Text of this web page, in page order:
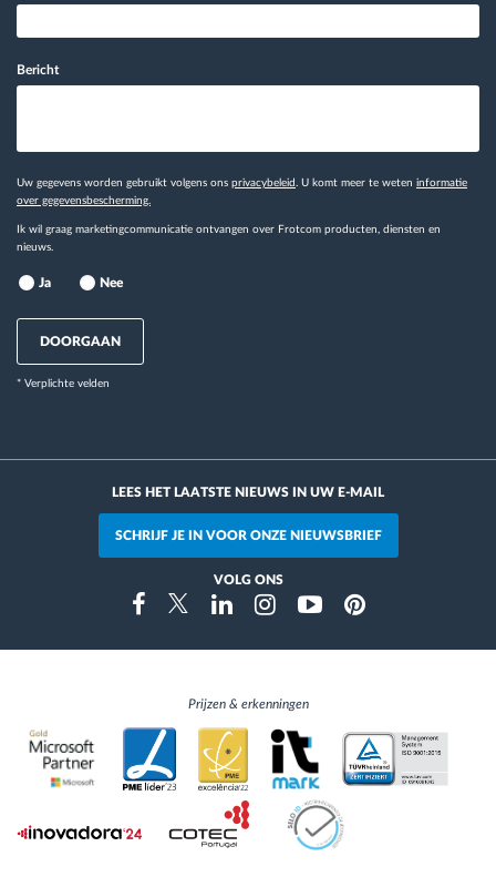
Bericht
Uw gegevens worden gebruikt volgens ons privacybeleid . U komt meer te weten informatie
over gegevensbescherming.
Ik wil graag marketingcommunicatie ontvangen over Frotcom producten, diensten en
nieuws.
Ja Nee
DOORGAAN
* Verplichte velden
LEES HET LAATSTE NIEUWS IN UW E-MAIL
SCHRIJF JE IN VOOR ONZE NIEUWSBRIEF
VOLG ONS
FacebookTwitterLinkedinInstragramYoutubePinterest
Prijzen & erkenningen